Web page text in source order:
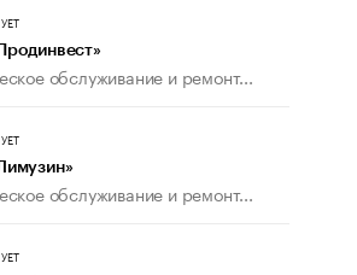
обслуживание и ремонт...
обслуживание и ремонт...